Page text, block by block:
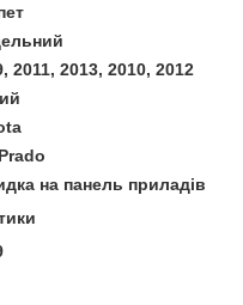
2011, 2013, 2010, 2012
на панель приладів